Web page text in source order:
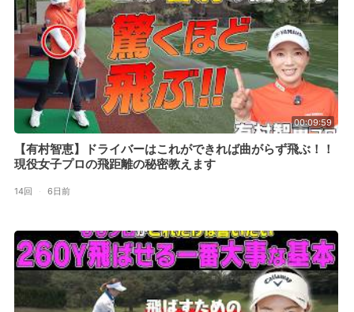
00:09:59
【有村智恵】ドライバーはこれができれば曲がらず飛ぶ！！
現役女子プロの飛距離の秘密教えます
14回 · 6日前